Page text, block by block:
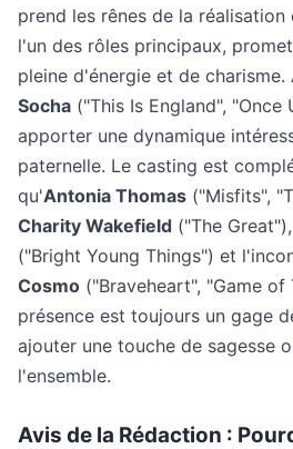
prend les rênes de la
l'un des rôles principaux,
pleine d'énergie et de charisme.
Socha ("This Is England",
apporter une dynamique
paternelle. Le casting est
qu'Antonia Thomas ("Misfits",
Charity Wakefield ("The Great"),
("Bright Young Things") et
Cosmo ("Braveheart", "Game
présence est toujours un gage
ajouter une touche de sagesse
l'ensemble.
Avis de la Rédaction :